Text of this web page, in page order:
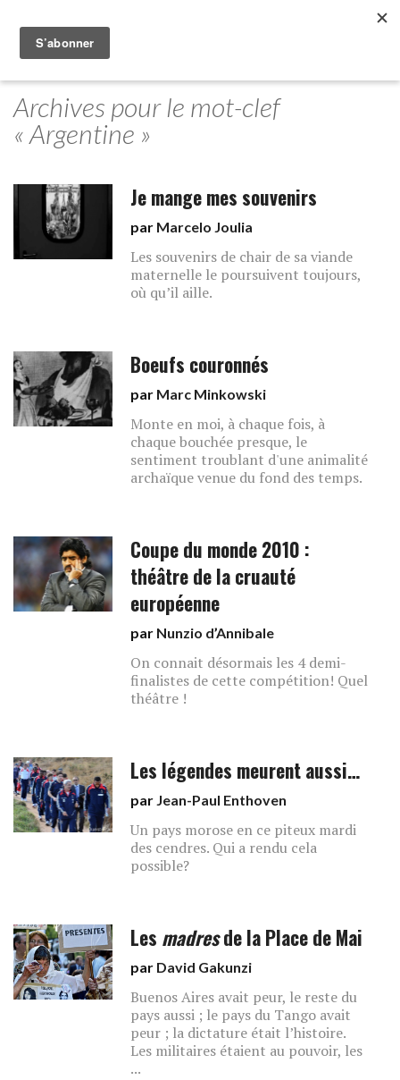
Archives pour le mot-clef
« Argentine »
Je mange mes souvenirs
par Marcelo Joulia
Les souvenirs de chair de sa viande
maternelle le poursuivent toujours,
où qu’il aille.
Boeufs couronnés
par Marc Minkowski
Monte en moi, à chaque fois, à
chaque bouchée presque, le
sentiment troublant d'une animalité
archaïque venue du fond des temps.
Coupe du monde 2010 :
théâtre de la cruauté
européenne
par Nunzio d’Annibale
On connait désormais les 4 demi-
finalistes de cette compétition! Quel
théâtre !
Les légendes meurent aussi…
par Jean-Paul Enthoven
Un pays morose en ce piteux mardi
des cendres. Qui a rendu cela
possible?
Les madresde la Place de Mai
par David Gakunzi
Buenos Aires avait peur, le reste du
pays aussi ; le pays du Tango avait
peur ; la dictature était l’histoire.
Les militaires étaient au pouvoir, les
...